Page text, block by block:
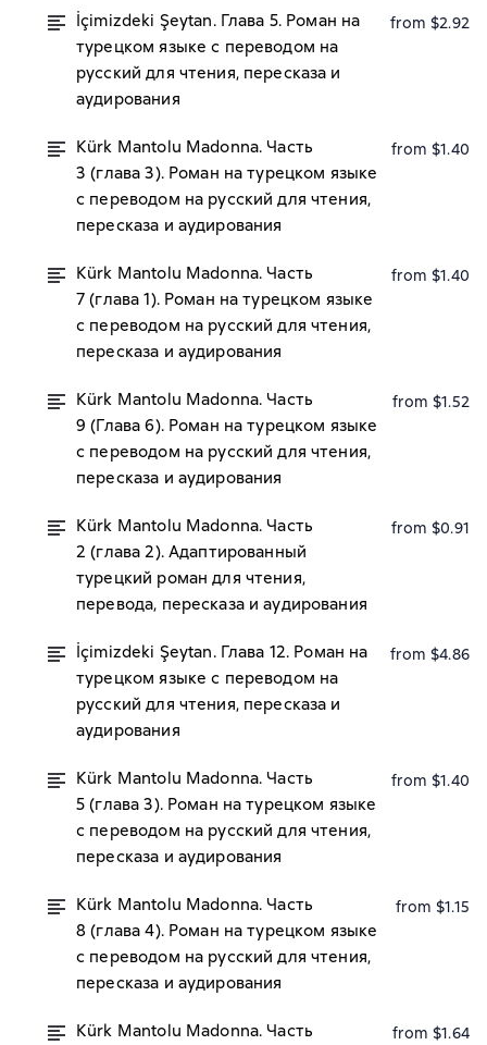
İçimizdeki Şeytan. Глава 5. Роман на
турецком языке с переводом на
русский для чтения, пересказа и
аудирования
from $2.92
Kürk Mantolu Madonna. Часть
3 (глава 3). Роман на турецком языке
с переводом на русский для чтения,
пересказа и аудирования
from $1.40
Kürk Mantolu Madonna. Часть
7 (глава 1). Роман на турецком языке
с переводом на русский для чтения,
пересказа и аудирования
from $1.40
Kürk Mantolu Madonna. Часть
9 (Глава 6). Роман на турецком языке
с переводом на русский для чтения,
пересказа и аудирования
from $1.52
Kürk Mantolu Madonna. Часть
2 (глава 2). Адаптированный
турецкий роман для чтения,
перевода, пересказа и аудирования
from $0.91
İçimizdeki Şeytan. Глава 12. Роман на
турецком языке с переводом на
русский для чтения, пересказа и
аудирования
from $4.86
Kürk Mantolu Madonna. Часть
5 (глава 3). Роман на турецком языке
с переводом на русский для чтения,
пересказа и аудирования
from $1.40
Kürk Mantolu Madonna. Часть
8 (глава 4). Роман на турецком языке
с переводом на русский для чтения,
пересказа и аудирования
from $1.15
Kürk Mantolu Madonna. Часть
from $1.64